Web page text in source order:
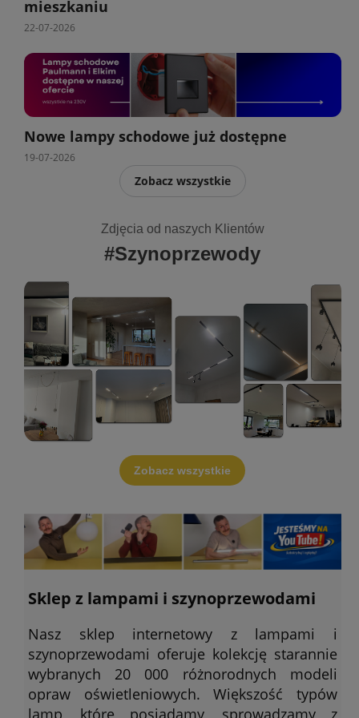
mieszkaniu
22-07-2026
Nowe lampy schodowe już dostępne
19-07-2026
Zobacz wszystkie
Zdjęcia od naszych Klientów
#Szynoprzewody
Zobacz wszystkie
Sklep z lampami i szynoprzewodami
Nasz sklep internetowy z lampami i
szynoprzewodami oferuje kolekcję starannie
wybranych 20 000 różnorodnych modeli
opraw oświetleniowych. Większość typów
lamp, które posiadamy, sprowadzamy z